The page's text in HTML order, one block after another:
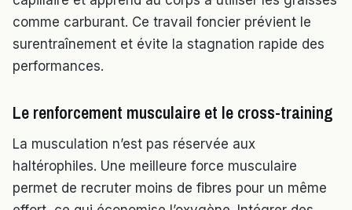
comme carburant. Ce travail foncier prévient le
surentraînement et évite la stagnation rapide des
performances.
Le renforcement musculaire et le cross-training
La musculation n’est pas réservée aux
haltérophiles. Une meilleure force musculaire
permet de recruter moins de fibres pour un même